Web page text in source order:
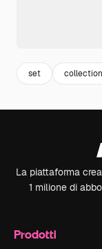
set collection
La piattaforma
1 milione di
Prodotti